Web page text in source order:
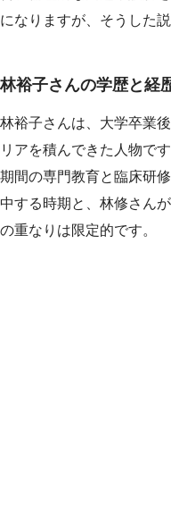
になりますが、そうした
林裕子さんの学歴と経
林裕子さんは、大学卒業
リアを積んできた人物で
期間の専門教育と臨床研
中する時期と、林修さん
の重なりは限定的です。